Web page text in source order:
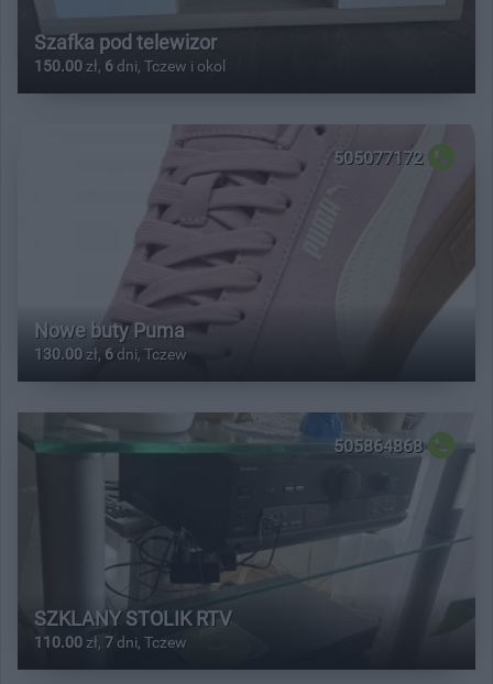
Szafka pod telewizor
150.00 zł, 6 dni, Tczew i okol
505077172
Nowe buty Puma
130.00 zł, 6 dni, Tczew
505864868
SZKLANY STOLIK RTV
110.00 zł, 7 dni, Tczew